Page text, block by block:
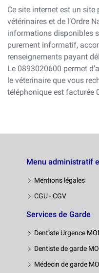
Ce site internet est un site
vétérinaires et de l’Ordre
informations disponibles
purement informatif,
renseignements payant
Le 0893020600 permet
le véterinaire que vous
téléphonique est facturée
Menu administratif
Mentions légales
CGU - CGV
Services de Garde
Dentiste Urgence
Dentiste de garde
Médecin de garde